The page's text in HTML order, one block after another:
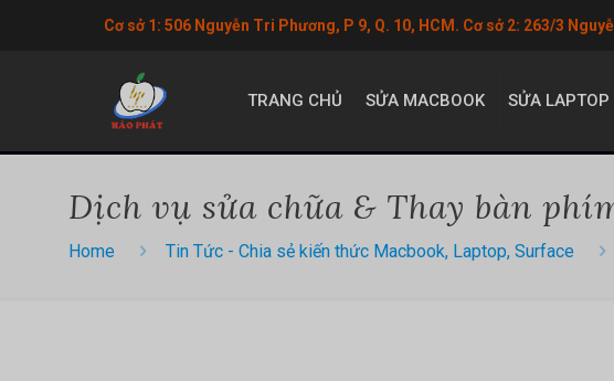
Cơ sở 1: 506 Nguyễn Tri Phương, P 9, Q. 10, HCM. Cơ sở 2: 263/3
TRANG CHỦ SỬA MACBOOK SỬA LAPTOP
Dịch vụ sửa chữa & Thay bàn
Home Tin Tức - Chia sẻ kiến thức Macbook, Laptop, Surface